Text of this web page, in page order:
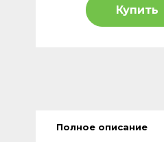
Купить
Полное описание